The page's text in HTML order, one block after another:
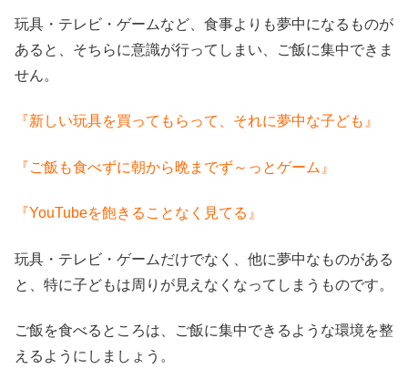
玩具・テレビ・ゲームなど、食事よりも夢中になるものが
あると、そちらに意識が行ってしまい、ご飯に集中できま
せん。
『新しい玩具を買ってもらって、それに夢中な子ども』
『ご飯も食べずに朝から晩までず～っとゲーム』
『YouTubeを飽きることなく見てる』
玩具・テレビ・ゲームだけでなく、他に夢中なものがある
と、特に子どもは周りが見えなくなってしまうものです。
ご飯を食べるところは、ご飯に集中できるような環境を整
えるようにしましょう。